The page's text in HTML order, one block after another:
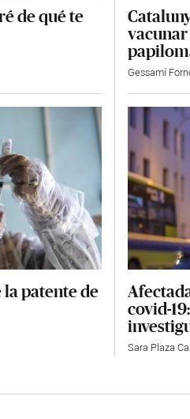
de qué te
Gessamí
patente de
covid-
Sara Plaza